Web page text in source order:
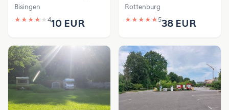
Bisingen
★ ★ ★ ★ ★ 410 EUR
Rottenburg
★ ★ ★ ★ ★538 EUR